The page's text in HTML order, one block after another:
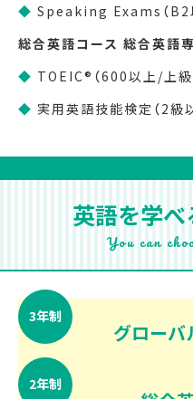
◆ Speaking Exams（B2
総合英語コース 総合英語
◆ TOEIC®（600以上/上
◆ 実用英語技能検定（2級
英語を学
You can
3年制
グローバ
2年制